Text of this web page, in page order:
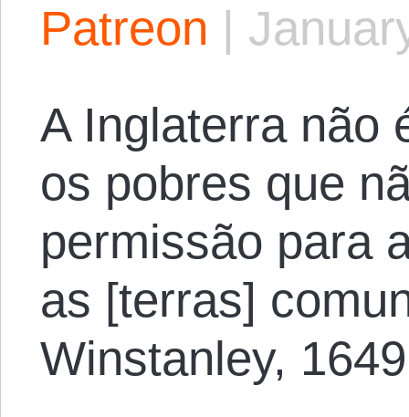
Patreon |
A Inglaterra não
os pobres que
permissão para
as [terras]
Winstanley, 1649